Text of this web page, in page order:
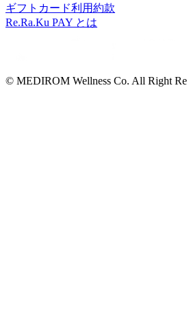
ギフトカード利用約款
Re.Ra.Ku PAY とは
© MEDIROM Wellness Co. All Right